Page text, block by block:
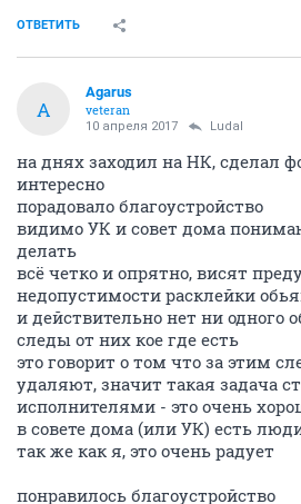
ОТВЕТИТЬ
A
Agarus
veteran
10 апреля 2017 LudaI
на днях заходил на НК, сделал
интересно
порадовало благоустройство
видимо УК и совет дома
делать
всё четко и опрятно, висят
недопустимости расклейки
и действительно нет ни одного
следы от них кое где есть
это говорит о том что за этим
удаляют, значит такая задача
исполнителями - это очень
в совете дома (или УК) есть
так же как я, это очень радует
понравилось благоустройство